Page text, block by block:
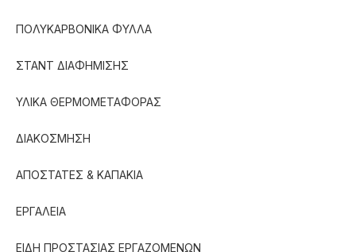
ΠΟΛΥΚΑΡΒΟΝΙΚΑ ΦΥΛΛΑ
ΣΤΑΝΤ ΔΙΑΦΗΜΙΣΗΣ
ΥΛΙΚΑ ΘΕΡΜΟΜΕΤΑΦΟΡΑΣ
ΔΙΑΚΟΣΜΗΣΗ
ΑΠΟΣΤΑΤΕΣ & ΚΑΠΑΚΙΑ
ΕΡΓΑΛΕΙΑ
ΕΙΔΗ ΠΡΟΣΤΑΣΙΑΣ ΕΡΓΑΖΟΜΕΝΩΝ